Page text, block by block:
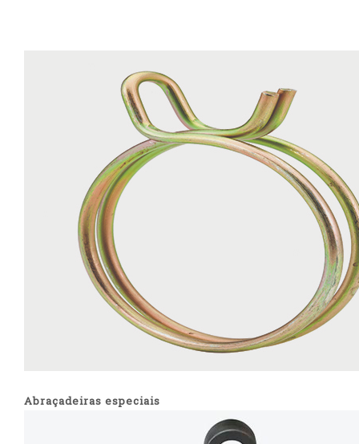
Abraçadeiras especiais